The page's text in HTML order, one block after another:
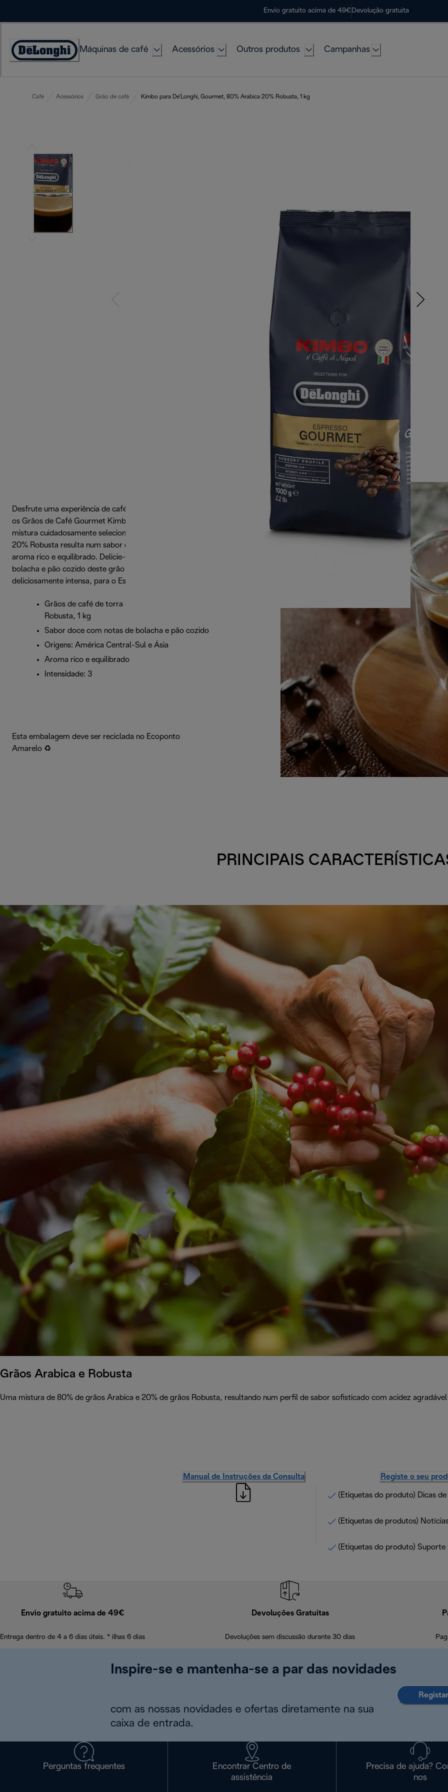
Envio gratuito acima de 49€ Devolução gratuita
Accessibility
Máquinas de café Acessórios Outros produtos Campanhas
Café Acessórios Grão de café Kimbo para De'Longhi, Gourmet, 80% Arabica 20% Robusta, 1 kg
Desfrute uma experiência de café gourmet em casa com
os Grãos de Café Gourmet Kimbo para De'Longhi. A
mistura cuidadosamente selecionada de 80% Arabica e
20% Robusta resulta num sabor doce e agradável e num
aroma rico e equilibrado. Delicie-se com as notas de
bolacha e pão cozido deste grão de torra leve e
deliciosamente intensa, para o Espresso perfeito.
Grãos de café de torra leve, 80% Arabica - 20%
Robusta, 1 kg
Sabor doce com notas de bolacha e pão cozido
Origens: América Central-Sul e Ásia
Aroma rico e equilibrado
Intensidade: 3
Esta embalagem deve ser reciclada no Ecoponto
Amarelo ♻️
PRINCIPAIS
Grãos Arabica e Robusta
Uma mistura de 80% de grãos Arabica e 20% de grãos Robusta, resultando num perfil de sabor sofisticado com acidez
Manual de Instruções da Consulta Registe o seu
(Etiquetas do produto) Dicas
(Etiquetas de produtos)
(Etiquetas do produto) Suporte
Envio gratuito acima de 49€
Entrega dentro de 4 a 6 dias úteis. * ilhas 6 dias
Devoluções Gratuitas
Devoluções sem discussão durante 30 dias
Inspire-se e mantenha-se a par das novidades
com as nossas novidades e ofertas diretamente na sua
caixa de entrada.
Perguntas frequentes
Encontrar Centro de
assistência
Precisa de ajuda?
nos